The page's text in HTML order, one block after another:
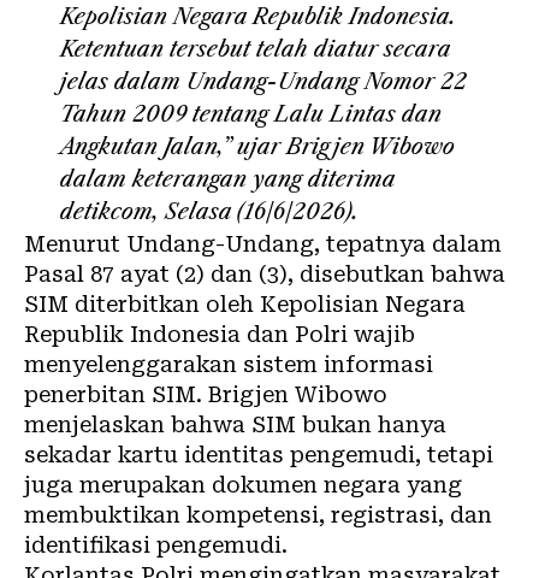
Kepolisian Negara Republik Indonesia.
Ketentuan tersebut telah diatur secara
jelas dalam Undang-Undang Nomor 22
Tahun 2009 tentang Lalu Lintas dan
Angkutan Jalan,” ujar Brigjen Wibowo
dalam keterangan yang diterima
detikcom, Selasa (16/6/2026).
Menurut Undang-Undang, tepatnya dalam
Pasal 87 ayat (2) dan (3), disebutkan bahwa
SIM diterbitkan oleh Kepolisian Negara
Republik Indonesia dan Polri wajib
menyelenggarakan sistem informasi
penerbitan SIM. Brigjen Wibowo
menjelaskan bahwa SIM bukan hanya
sekadar kartu identitas pengemudi, tetapi
juga merupakan dokumen negara yang
membuktikan kompetensi, registrasi, dan
identifikasi pengemudi.